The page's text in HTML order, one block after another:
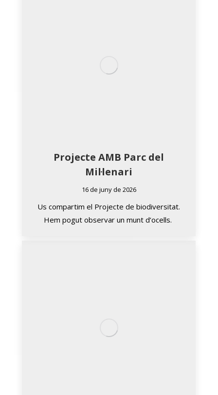
Projecte AMB Parc del
Mil·lenari
16 de juny de 2026
Us compartim el Projecte de biodiversitat.
Hem pogut observar un munt d’ocells.